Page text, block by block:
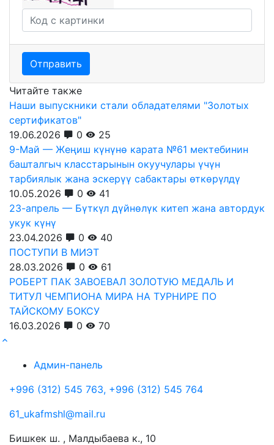
Отправить
Читайте также
Наши выпускники стали обладателями "Золотых
сертификатов"
19.06.2026
0
25
9-Май — Жеңиш күнүнө карата №61 мектебинин
башталгыч класстарынын окуучулары үчүн
тарбиялык жана эскерүү сабактары өткөрүлдү
10.05.2026
0
41
23-апрель — Бүткүл дүйнөлүк китеп жана автордук
укук күнү
23.04.2026
0
40
ПОСТУПИ В МИЭТ
28.03.2026
0
61
РОБЕРТ ПАК ЗАВОЕВАЛ ЗОЛОТУЮ МЕДАЛЬ И
ТИТУЛ ЧЕМПИОНА МИРА НА ТУРНИРЕ ПО
ТАЙСКОМУ БОКСУ
16.03.2026
0 70
Админ-панель
+996 (312) 545 763, +996 (312) 545 764
61_ukafmshl@mail.ru
Бишкек ш. , Малдыбаева к., 10